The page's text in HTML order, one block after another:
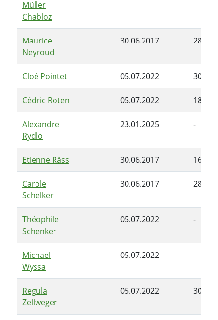
Müller
Chabloz
Maurice
Neyroud
30.06.2017
Cloé Pointet 05.07.2022
Cédric Roten 05.07.2022
Alexandre
Rydlo
23.01.2025 -
Etienne Räss 30.06.2017
Carole
Schelker
30.06.2017
Théophile
Schenker
05.07.2022 -
Michael
Wyssa
05.07.2022 -
Regula
Zellweger
05.07.2022